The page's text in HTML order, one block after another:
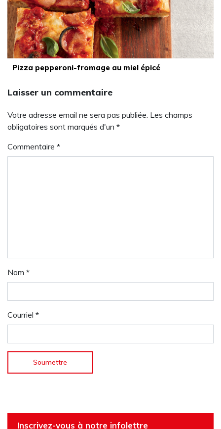
Pizza pepperoni-fromage au miel épicé
Laisser un commentaire
Votre adresse email ne sera pas publiée. Les champs
obligatoires sont marqués d'un *
Commentaire *
Nom *
Courriel *
Inscrivez-vous à notre infolettre